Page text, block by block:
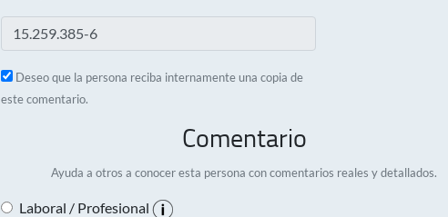
Deseo que la persona reciba internamente una copia de
este comentario.
Comentario
Ayuda a otros a conocer esta persona con comentarios reales y detallados.
Laboral / Profesional